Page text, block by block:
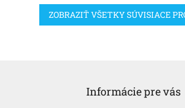
ZOBRAZIŤ VŠETKY SÚVISIACE
Informácie pre vás